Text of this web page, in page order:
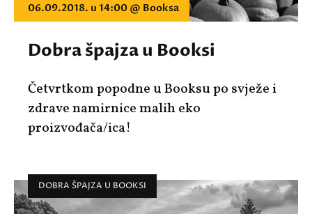
06.09.2018. u 14:00 @ Booksa
Dobra špajza u Booksi
Četvrtkom popodne u Booksu po svježe i
zdrave namirnice malih eko
proizvođača/ica!
DOBRA ŠPAJZA U BOOKSI